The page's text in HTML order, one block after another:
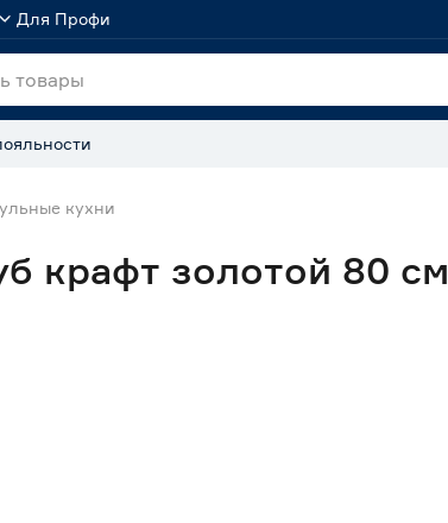
Для Профи
кухни
крафт золотой 80 см